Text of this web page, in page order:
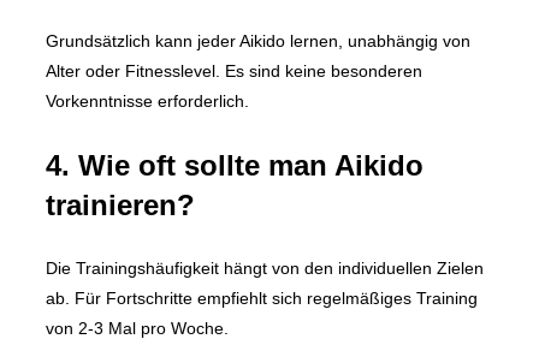
Grundsätzlich kann jeder Aikido lernen, unabhängig von
Alter oder Fitnesslevel. Es sind keine besonderen
Vorkenntnisse erforderlich.
4. Wie oft sollte man Aikido
trainieren?
Die Trainingshäufigkeit hängt von den individuellen Zielen
ab. Für Fortschritte empfiehlt sich regelmäßiges Training
von 2-3 Mal pro Woche.